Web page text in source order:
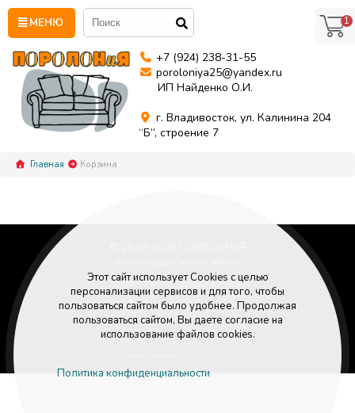
Этот сайт использует Cookies с целью
персонализации сервисов и для того, чтобы
пользоваться сайтом было удобнее. Продолжая
пользоваться сайтом, Вы даете согласие на
использование файлов cookies.
Политика конфиденциальности
МЕНЮ
+7 (924) 238-31-55
poroloniya25@yandex.ru
ИП Найденко О.И.
г. Владивосток, ул. Калинина 204
“Б”, строение 7
1
Главная Корзина
Политика конфиденциальности
+7 (924) 238-31-55
Poroloniya25@yandex.ru